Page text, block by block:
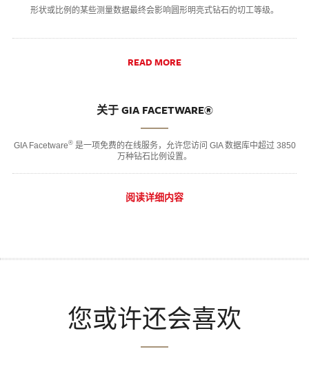
形状或比例的某些测量数据最终会影响圆形明亮式钻石的切工等级。
READ MORE
关于 GIA FACETWARE®
GIA Facetware®是一项免费的在线服务，允许您访问 GIA 数据库中超过 3850
万种钻石比例设置。
阅读详细内容
您或许还会喜欢